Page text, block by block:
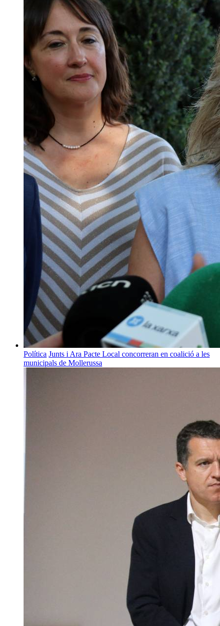
Política Junts i Ara Pacte Local concorreran en coalició a les
municipals de Mollerussa